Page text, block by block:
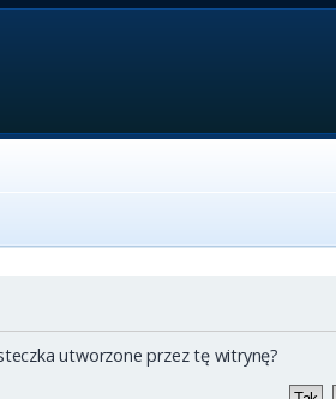
utworzone przez tę witrynę?